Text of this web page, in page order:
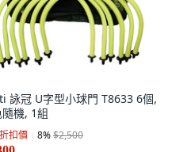
詠冠 U字型小球門 T8633 6個,
機, 1組
扣價 8%$2,500